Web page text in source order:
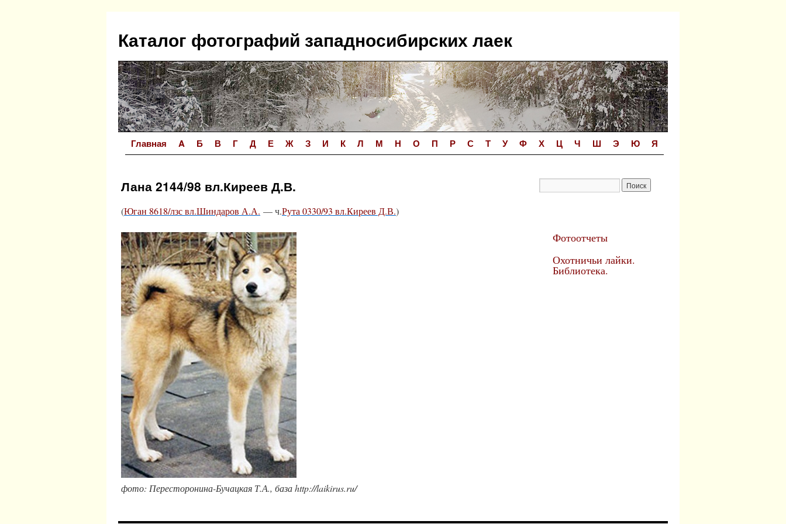
содержимому
Каталог фотографий западносибирских лаек
Главная A Б В Г Д Е Ж З И К Л М Н О П Р С Т У Ф Х Ц Ч Ш Э Ю Я
Лана 2144/98 вл.Киреев Д.В.
(Юган 8618/лзс вл.Шиндаров А.А. — ч.Рута 0330/93 вл.Киреев Д.В.)
фото: Пересторонина-Бучацкая Т.А., база http://laikirus.ru/
Фотоотчеты
Охотничьи лайки.
Библиотека.